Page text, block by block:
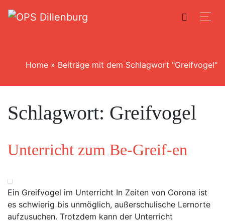
Home » Beiträge mit dem Schlagwort "Greifvogel"
Schlagwort: Greifvogel
Unterricht zum Be-Greif-en
Ein Greifvogel im Unterricht In Zeiten von Corona ist
es schwierig bis unmöglich, außerschulische Lernorte
aufzusuchen. Trotzdem kann der Unterricht